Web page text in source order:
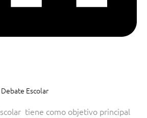
Escolar
tiene como objetivo principal